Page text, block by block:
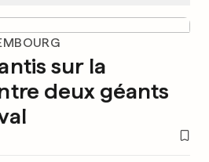
sur la
deux géants